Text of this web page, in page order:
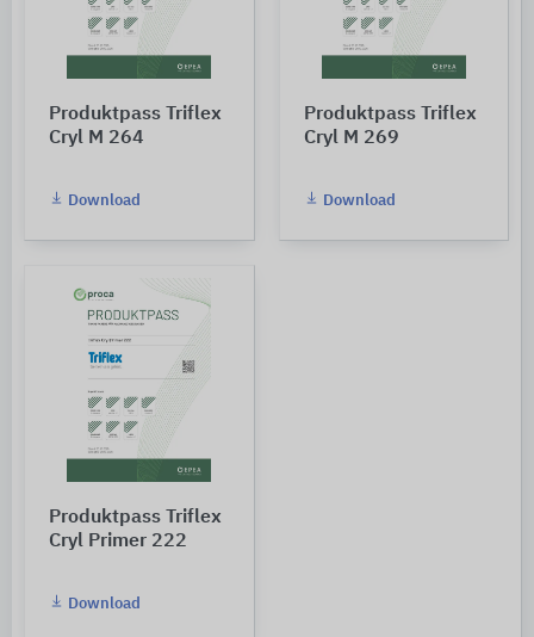
Produktpass Triflex
Cryl M 264
Download
Produktpass Triflex
Cryl M 269
Download
Produktpass Triflex
Cryl Primer 222
Download